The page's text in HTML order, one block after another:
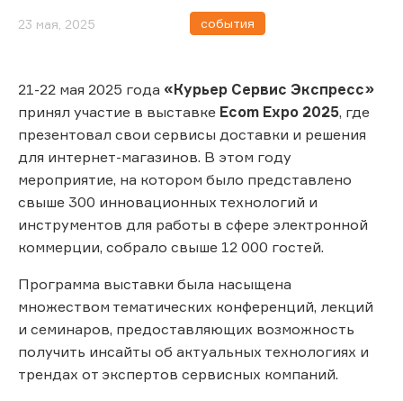
23 мая, 2025 события
21-22 мая 2025 года «Курьер Сервис Экспресс»
принял участие в выставке Ecom Expo 2025, где
презентовал свои сервисы доставки и решения
для интернет-магазинов. В этом году
мероприятие, на котором было представлено
свыше 300 инновационных технологий и
инструментов для работы в сфере электронной
коммерции, собрало свыше 12 000 гостей.
Программа выставки была насыщена
множеством тематических конференций, лекций
и семинаров, предоставляющих возможность
получить инсайты об актуальных технологиях и
трендах от экспертов сервисных компаний.